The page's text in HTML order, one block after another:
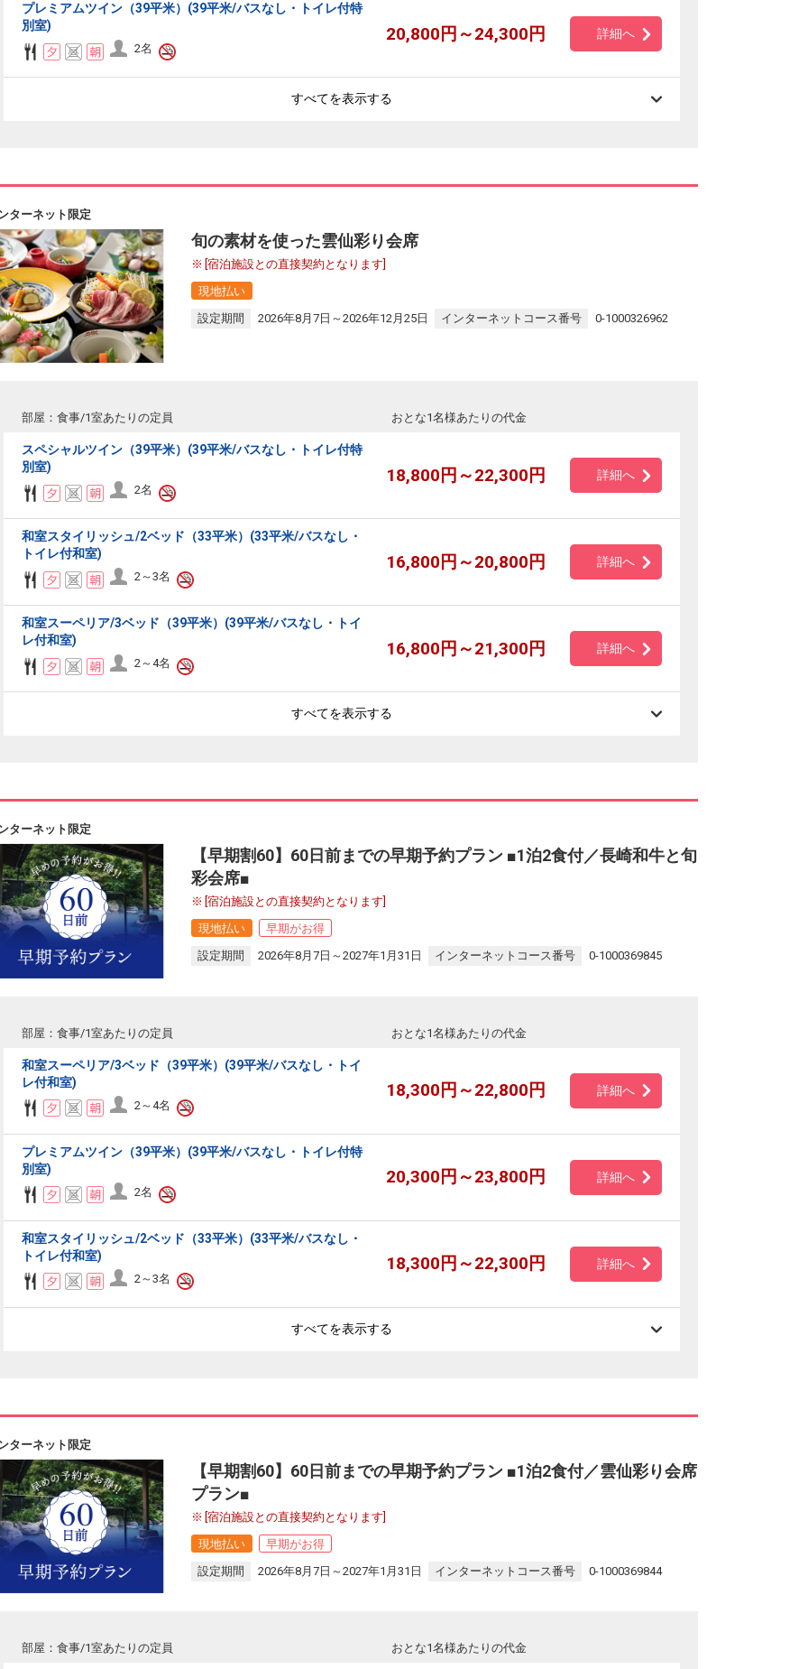
プレミアムツイン（39平米）(39平米/バスなし・トイレ付特
別室)
2名
20,800円～24,300円 詳細へ
すべてを表示する
ターネット限定
旬の素材を使った雲仙彩り会席
[宿泊施設との直接契約となります]
現地払い
設定期間
2026年8月7日～2026年12月25日 インターネットコース番号 0-1000326962
部屋：食事/1室あたりの定員 おとな1名様あたりの代金
スペシャルツイン（39平米）(39平米/バスなし・トイレ付特
別室)
2名
18,800円～22,300円 詳細へ
和室スタイリッシュ/2ベッド（33平米）(33平米/バスなし・
トイレ付和室)
2～3名
16,800円～20,800円 詳細へ
和室スーペリア/3ベッド（39平米）(39平米/バスなし・トイ
レ付和室)
2～4名
16,800円～21,300円 詳細へ
すべてを表示する
ターネット限定
【早期割60】60日前までの早期予約プラン ■1泊2食付／長崎和牛と旬
彩会席■
[宿泊施設との直接契約となります]
現地払い
早期がお得
設定期間
2026年8月7日～2027年1月31日 インターネットコース番号 0-1000369845
部屋：食事/1室あたりの定員 おとな1名様あたりの代金
和室スーペリア/3ベッド（39平米）(39平米/バスなし・トイ
レ付和室)
2～4名
18,300円～22,800円 詳細へ
プレミアムツイン（39平米）(39平米/バスなし・トイレ付特
別室)
2名
20,300円～23,800円 詳細へ
和室スタイリッシュ/2ベッド（33平米）(33平米/バスなし・
トイレ付和室)
2～3名
18,300円～22,300円 詳細へ
すべてを表示する
ターネット限定
【早期割60】60日前までの早期予約プラン ■1泊2食付／雲仙彩り会席
プラン■
[宿泊施設との直接契約となります]
現地払い
早期がお得
設定期間
2026年8月7日～2027年1月31日 インターネットコース番号 0-1000369844
部屋：食事/1室あたりの定員 おとな1名様あたりの代金